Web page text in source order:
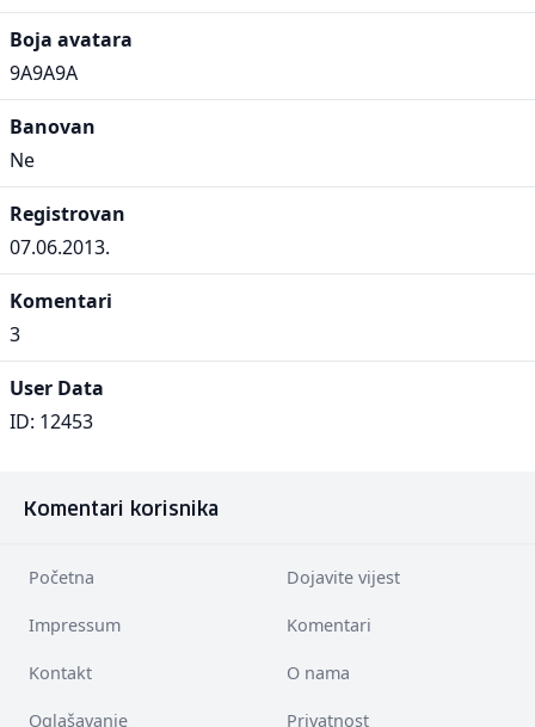
Boja avatara
9A9A9A
Banovan
Ne
Registrovan
07.06.2013.
Komentari
3
User Data
ID: 12453
Komentari korisnika
Početna Dojavite vijest
Impressum Komentari
Kontakt O nama
Oglašavanje Privatnost